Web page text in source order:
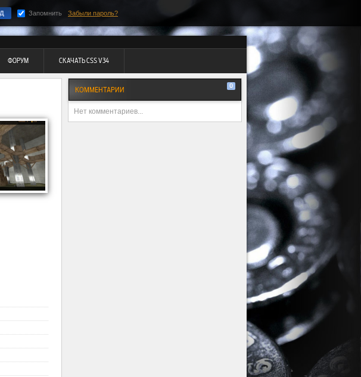
Запомнить Забыли пароль?
ФОРУМ СКАЧАТЬ CSS V34
КОММЕНТАРИИ 0
Нет комментариев...